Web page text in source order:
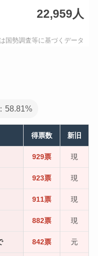
22,959人
国勢調査等に基づくデータ
58.81%
得票数 新旧
929票 現
923票 現
911票 現
882票 現
842票 元